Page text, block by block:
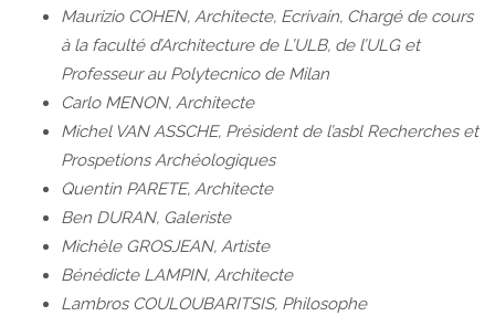
Maurizio COHEN, Architecte, Ecrivain, Chargé de cours
à la faculté d’Architecture de L’ULB, de l’ULG et
Professeur au Polytecnico de Milan
Carlo MENON, Architecte
Michel VAN ASSCHE, Président de l’asbl Recherches et
Prospetions Archéologiques
Quentin PARETE, Architecte
Ben DURAN, Galeriste
Michèle GROSJEAN, Artiste
Bénédicte LAMPIN, Architecte
Lambros COULOUBARITSIS, Philosophe